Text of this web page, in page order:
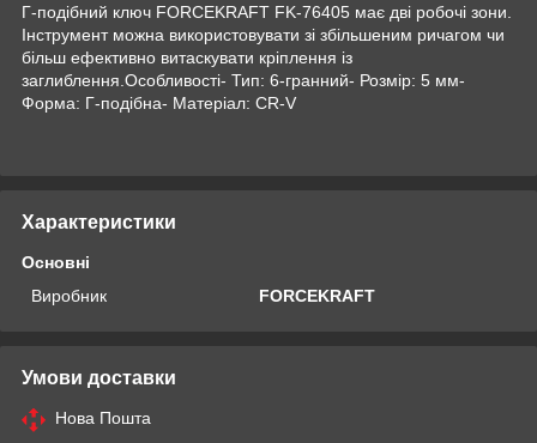
Г-подібний ключ FORCEKRAFT FK-76405 має дві робочі зони.
Інструмент можна використовувати зі збільшеним ричагом чи
більш ефективно витаскувати кріплення із
заглиблення.Особливості- Тип: 6-гранний- Розмір: 5 мм-
Форма: Г-подібна- Матеріал: CR-V
Характеристики
Основні
Виробник
FORCEKRAFT
Умови доставки
Нова Пошта